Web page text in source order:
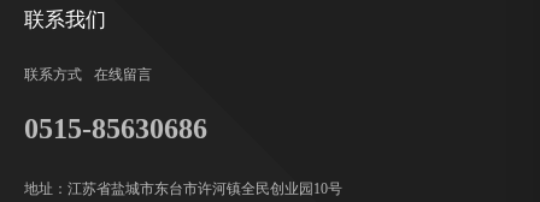
联系我们
联系方式 在线留言
0515-85630686
地址：江苏省盐城市东台市许河镇全民创业园10号